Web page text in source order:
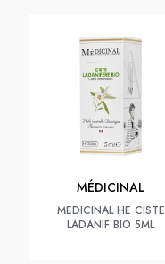
MÉDICINAL
MEDICINAL HE CISTE
LADANIF BIO 5ML